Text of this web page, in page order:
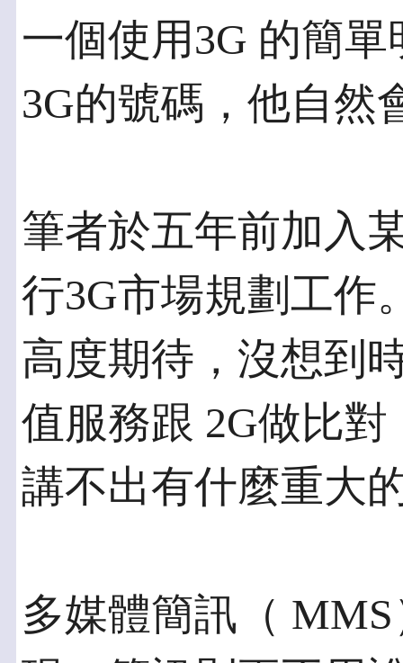
一個使用3G 的簡
3G的號碼，他自然
筆者於五年前加入
行3G市場規劃工作
高度期待，沒想到
值服務跟 2G做比對
講不出有什麼重大
多媒體簡訊（